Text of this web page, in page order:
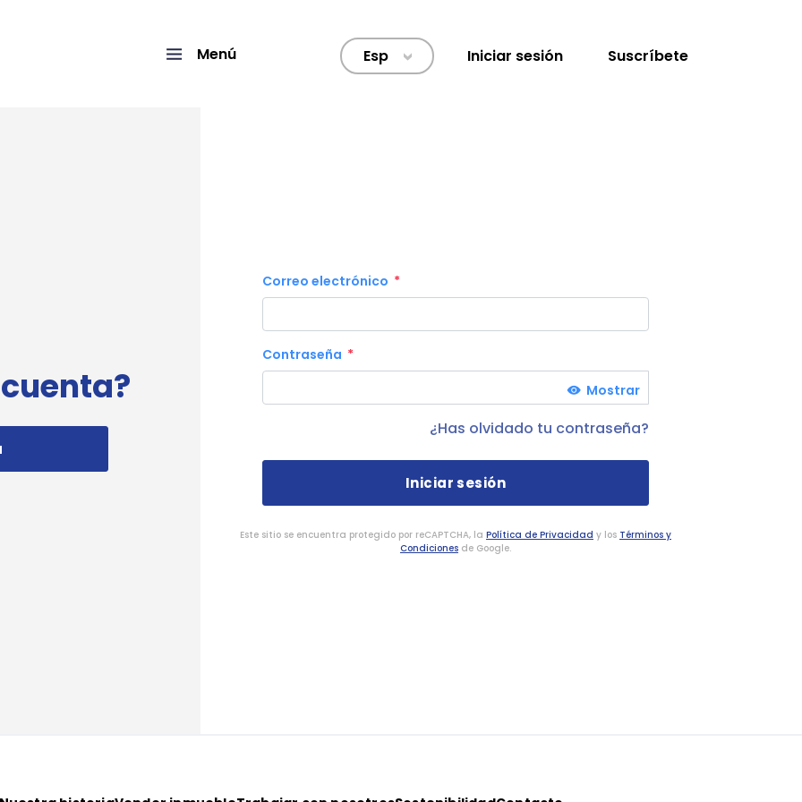
Menú Esp > Iniciar sesión Suscríbete
Correo electrónico
Contraseña
Mostrar
¿Has olvidado tu contraseña?
Este sitio se encuentra protegido por reCAPTCHA, la Política de Privacidad y los Términos y
Condiciones de Google.